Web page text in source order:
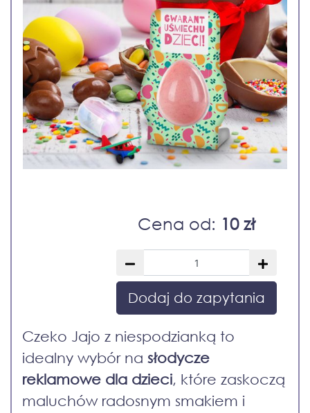
Cena od: 10 zł
Dodaj do zapytania
Czeko Jajo z niespodzianką to
idealny wybór na słodycze
reklamowe dla dzieci, które zaskoczą
maluchów radosnym smakiem i